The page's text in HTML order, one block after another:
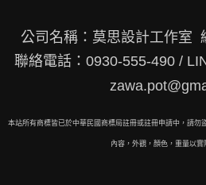
公司名稱：莫思設計工作室
聯絡電話：0930-555-490 /
本站所有商標皆已於中華民國商標局註冊或註冊申請中，請勿
內容，外觀，顏色，重量以實